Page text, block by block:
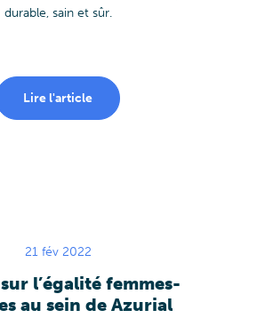
durable, sain et sûr.
Lire l'article
21 fév 2022
l’égalité femmes-
au sein de Azurial